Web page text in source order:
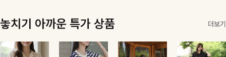
놓치기 아까운 특가 상품 더보기